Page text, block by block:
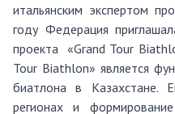
итальянским экспертом
году Федерация
проекта «Grand Tour
Tour Biathlon» является
биатлона в Казахстане.
регионах и